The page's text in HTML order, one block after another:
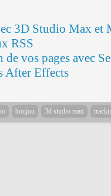
3D Studio Max et
RSS
vos pages avec
After Effects
boujou 3d studio max